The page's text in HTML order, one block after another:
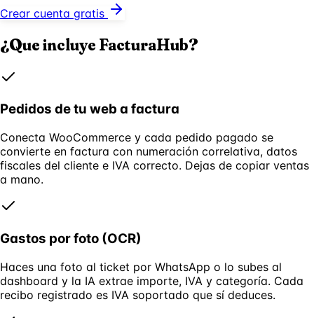
Crear cuenta gratis
¿Que incluye FacturaHub?
Pedidos de tu web a factura
Conecta WooCommerce y cada pedido pagado se
convierte en factura con numeración correlativa, datos
fiscales del cliente e IVA correcto. Dejas de copiar ventas
a mano.
Gastos por foto (OCR)
Haces una foto al ticket por WhatsApp o lo subes al
dashboard y la IA extrae importe, IVA y categoría. Cada
recibo registrado es IVA soportado que sí deduces.